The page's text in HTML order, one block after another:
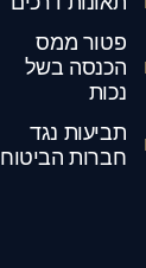
פטור ממס
הכנסה בשל
נכות
תביעות נגד
חברות הביטוח